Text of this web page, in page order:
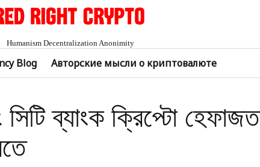
Humanism Decentralization Anonimity
Blog Авторские мысли о криптовалюте
সিটি ব্যাংক ক্রিপ্টো হেফাজত